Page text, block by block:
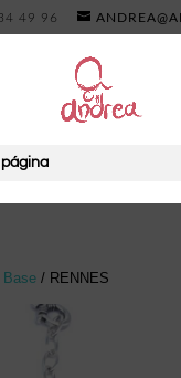
49 96
Base/ RENNES